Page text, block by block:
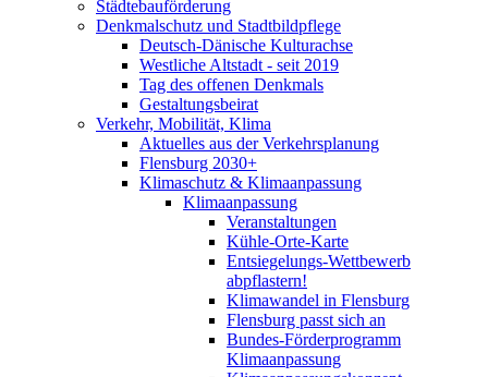
Städtebauförderung
Denkmalschutz und Stadtbildpflege
Deutsch-Dänische Kulturachse
Westliche Altstadt - seit 2019
Tag des offenen Denkmals
Gestaltungsbeirat
Verkehr, Mobilität, Klima
Aktuelles aus der Verkehrsplanung
Flensburg 2030+
Klimaschutz & Klimaanpassung
Klimaanpassung
Veranstaltungen
Kühle-Orte-Karte
Entsiegelungs-Wettbewerb
abpflastern!
Klimawandel in Flensburg
Flensburg passt sich an
Bundes-Förderprogramm
Klimaanpassung